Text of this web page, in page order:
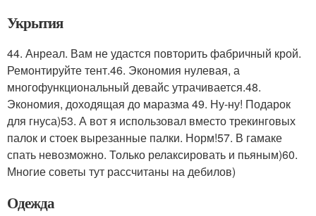
Укрытия
44. Анреал. Вам не удастся повторить фабричный крой.
Ремонтируйте тент.46. Экономия нулевая, а
многофункциональный девайс утрачивается.48.
Экономия, доходящая до маразма 49. Ну-ну! Подарок
для гнуса)53. А вот я использовал вместо трекинговых
палок и стоек вырезанные палки. Норм!57. В гамаке
спать невозможно. Только релаксировать и пьяным)60.
Многие советы тут рассчитаны на дебилов)
Одежда